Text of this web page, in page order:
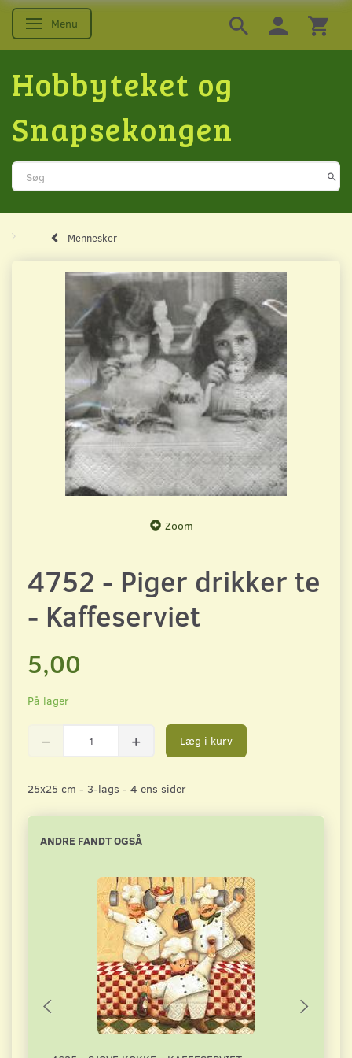
Skifte navigation
Menu
Hobbyteket og
Snapsekongen
Mennesker
Zoom
4752 - Piger drikker te
- Kaffeserviet
5,00
På lager
Læg i kurv
25x25 cm - 3-lags - 4 ens sider
ANDRE FANDT OGSÅ